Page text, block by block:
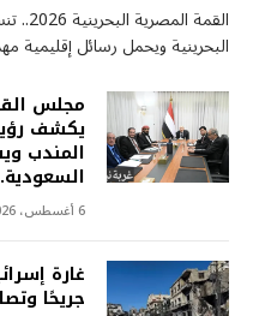
البحرينية ويحمل رسائل
يكشف
المندب
6 أغسطس، 2026
جريحًا